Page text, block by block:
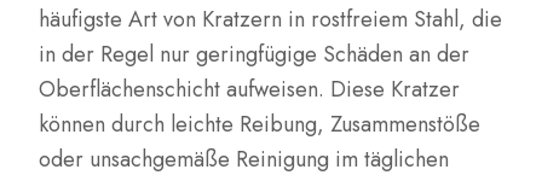
häufigste Art von Kratzern in rostfreiem Stahl, die
in der Regel nur geringfügige Schäden an der
Oberflächenschicht aufweisen. Diese Kratzer
können durch leichte Reibung, Zusammenstöße
oder unsachgemäße Reinigung im täglichen